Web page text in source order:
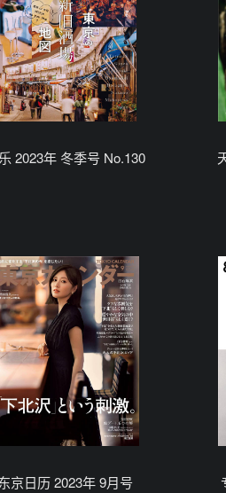
2023年 冬季号 No.130
京日历 2023年 9月号